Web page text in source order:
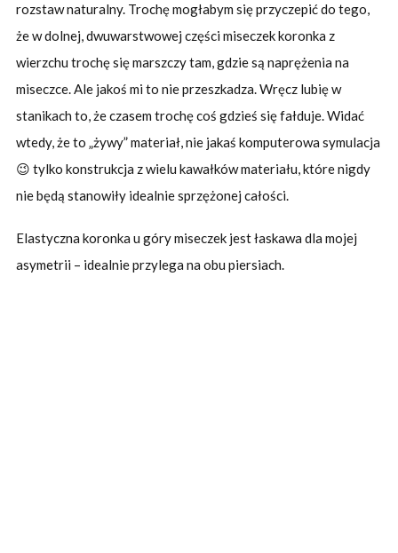
rozstaw naturalny. Trochę mogłabym się przyczepić do tego,
że w dolnej, dwuwarstwowej części miseczek koronka z
wierzchu trochę się marszczy tam, gdzie są naprężenia na
miseczce. Ale jakoś mi to nie przeszkadza. Wręcz lubię w
stanikach to, że czasem trochę coś gdzieś się fałduje. Widać
wtedy, że to „żywy” materiał, nie jakaś komputerowa symulacja
😉 tylko konstrukcja z wielu kawałków materiału, które nigdy
nie będą stanowiły idealnie sprzężonej całości.
Elastyczna koronka u góry miseczek jest łaskawa dla mojej
asymetrii – idealnie przylega na obu piersiach.